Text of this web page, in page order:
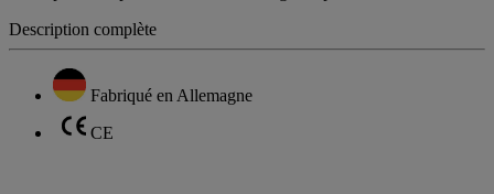
Description complète